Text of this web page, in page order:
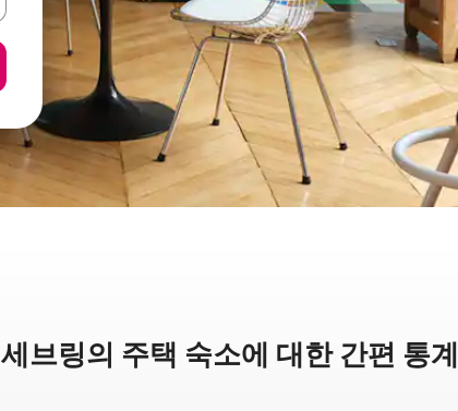
세브링의 주택 숙소에 대한 간편 통계